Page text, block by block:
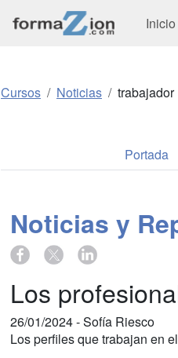
Inicio
Cursos Noticias trabajador
Portada
Noticias y
Los
26/01/2024 -Sofía Riesco
Los perfiles que trabajan en